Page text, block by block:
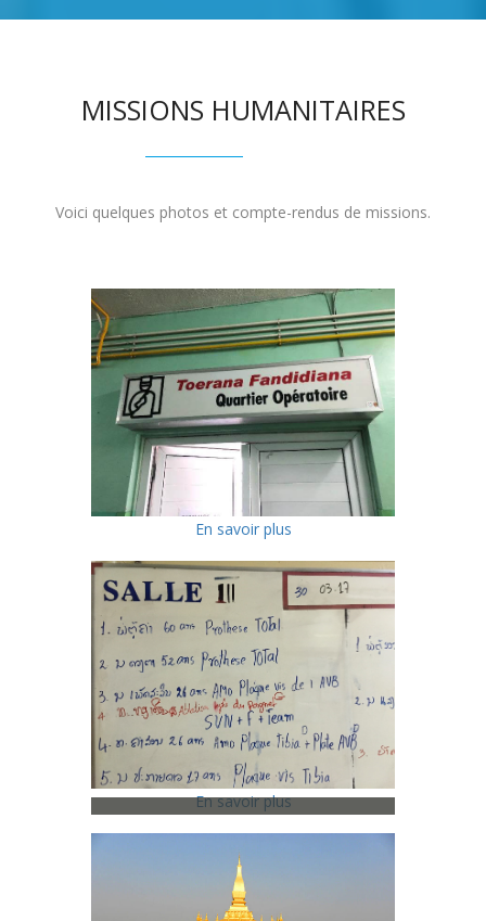
MISSIONS HUMANITAIRES
Voici quelques photos et compte-rendus de missions.
2019 - Madagascar
Septembre 2019
En savoir plus
2017 - Laos -
En savoir plus